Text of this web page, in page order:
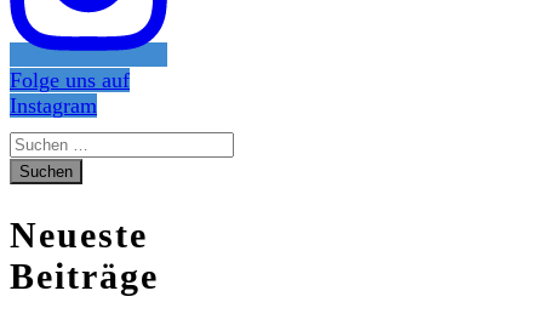
Folge uns auf
Instagram
Suchen
nach:
Neueste
Beiträge